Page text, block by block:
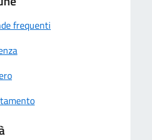
frequenti